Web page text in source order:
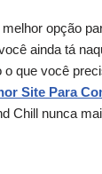
opção
ainda tá
o que você
Site Para
Chill nunca